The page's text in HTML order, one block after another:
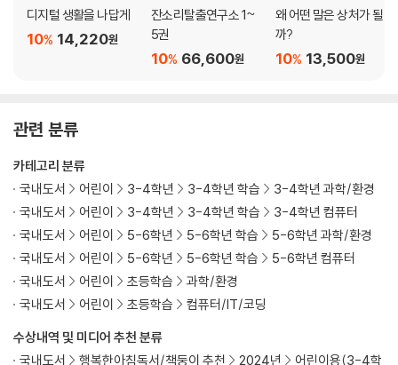
디지털 생활을 나답게
14,220원
10%
잔소리탈출연구소 1~
5권
66,600원
10%
왜 어떤 말은 상처가 될
까?
13,500원
10%
관련 분류
수상내역 및 미디어 추천 분류
국내도서
행복한아침독서/책둥이 추천 2024년
어린이용(3-4학
카테고리 분류
국내도서
어린이 3-4학년 3-4학년 학습
3-4학년 과학/환경
국내도서
어린이 3-4학년 3-4학년 학습
3-4학년 컴퓨터
국내도서
어린이 5-6학년 5-6학년 학습
5-6학년 과학/환경
국내도서
어린이 5-6학년 5-6학년 학습
5-6학년 컴퓨터
국내도서
어린이 초등학습
과학/환경
국내도서
어린이 초등학습 컴퓨터/IT/코딩